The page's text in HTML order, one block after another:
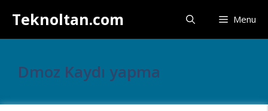
atlaTeknoltan.com Menu
Dmoz Kaydı yapma